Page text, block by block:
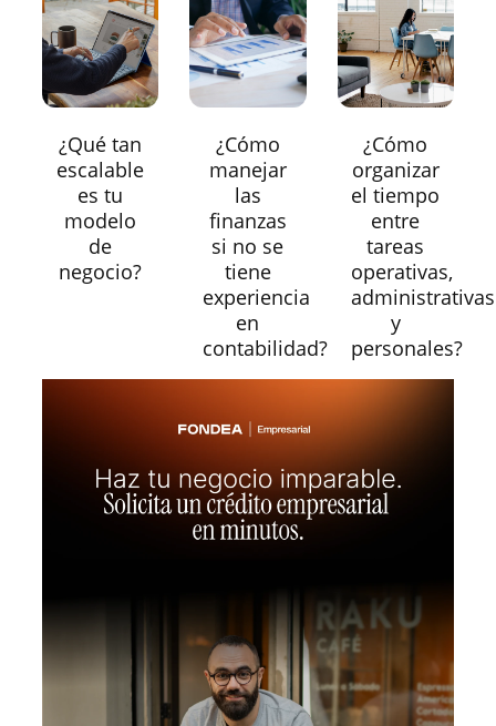
¿Qué tan
escalable
es tu
modelo
de
negocio?
¿Cómo
manejar
las
finanzas
si no se
tiene
experiencia
en
contabilidad?
¿Cómo
organizar
el tiempo
entre
tareas
operativas,
administrativas
y
personales?